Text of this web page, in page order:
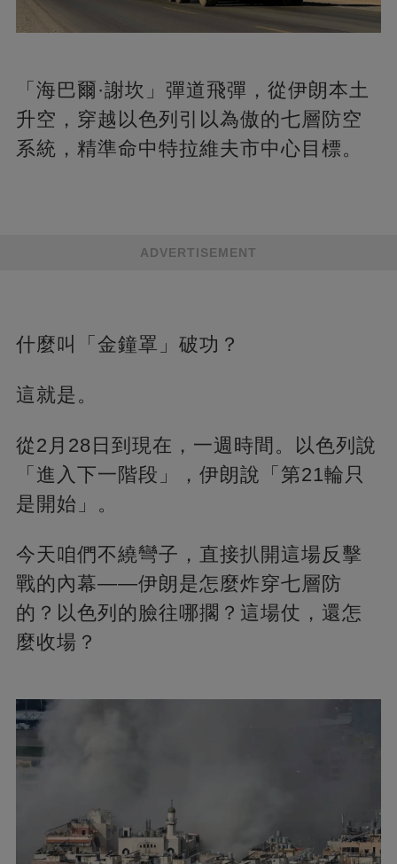
「海巴爾·謝坎」彈道飛彈，從伊朗本土
升空，穿越以色列引以為傲的七層防空
系統，精準命中特拉維夫市中心目標。
ADVERTISEMENT
什麼叫「金鐘罩」破功？
這就是。
從2月28日到現在，一週時間。以色列說
「進入下一階段」，伊朗說「第21輪只
是開始」。
今天咱們不繞彎子，直接扒開這場反擊
戰的內幕——伊朗是怎麼炸穿七層防
的？以色列的臉往哪擱？這場仗，還怎
麼收場？